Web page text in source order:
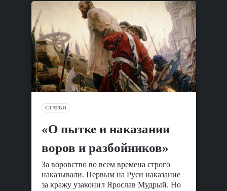
СТАТЬИ
«О пытке и наказании
воров и разбойников»
За воровство во всем времена строго
наказывали. Первым на Руси наказание
за кражу узаконил Ярослав Мудрый. Но